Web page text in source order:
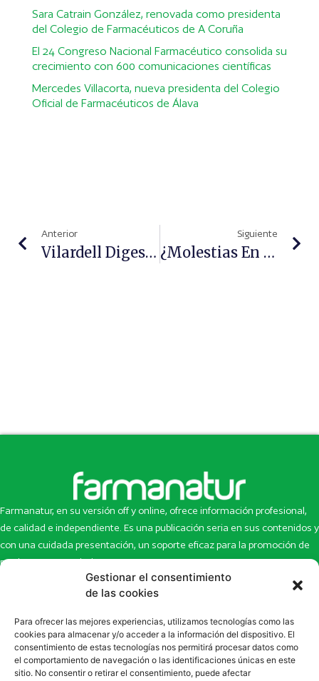
Gestionar el consentimiento
de las cookies
Para ofrecer las mejores experiencias, utilizamos tecnologías como las
cookies para almacenar y/o acceder a la información del dispositivo. El
consentimiento de estas tecnologías nos permitirá procesar datos como
el comportamiento de navegación o las identificaciones únicas en este
sitio. No consentir o retirar el consentimiento, puede afectar
Sara Catrain González, renovada como presidenta
del Colegio de Farmacéuticos de A Coruña
El 24 Congreso Nacional Farmacéutico consolida su
crecimiento con 600 comunicaciones científicas
Mercedes Villacorta, nueva presidenta del Colegio
Oficial de Farmacéuticos de Álava
Anterior
Vilardell Digest Bilax, Facilita El Tránsito Intestinal
Siguiente
¿Molestias En La Mucosa Oral? ORALCHUP, Con Ácido Hialurónico Y Zinc
Farmanatur, en su versión off y online, ofrece información profesional,
de calidad e independiente. Es una publicación seria en sus contenidos y
con una cuidada presentación, un soporte eficaz para la promoción de
productos y novedades.
Inicio
Newsletter
Eco Multimedia
Contacto
Artículos
Escaparate
Enlaces de interés